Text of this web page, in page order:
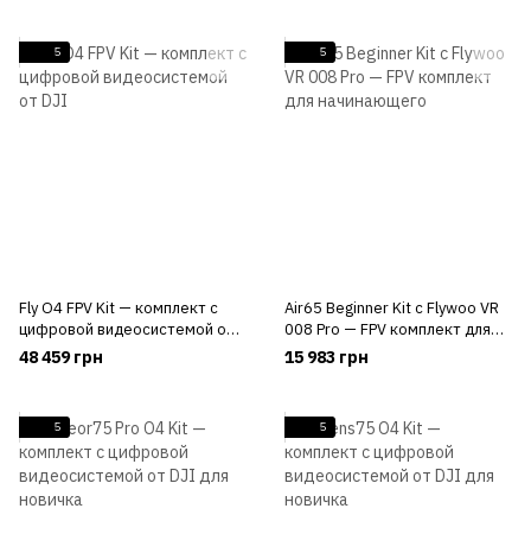
5
Fly О4 FPV Kit — комплект с
цифровой видеосистемой от
DJI
48 459 грн
5
Air65 Beginner Kit с Flywoo VR
008 Pro — FPV комплект для
начинающего
15 983 грн
5 5